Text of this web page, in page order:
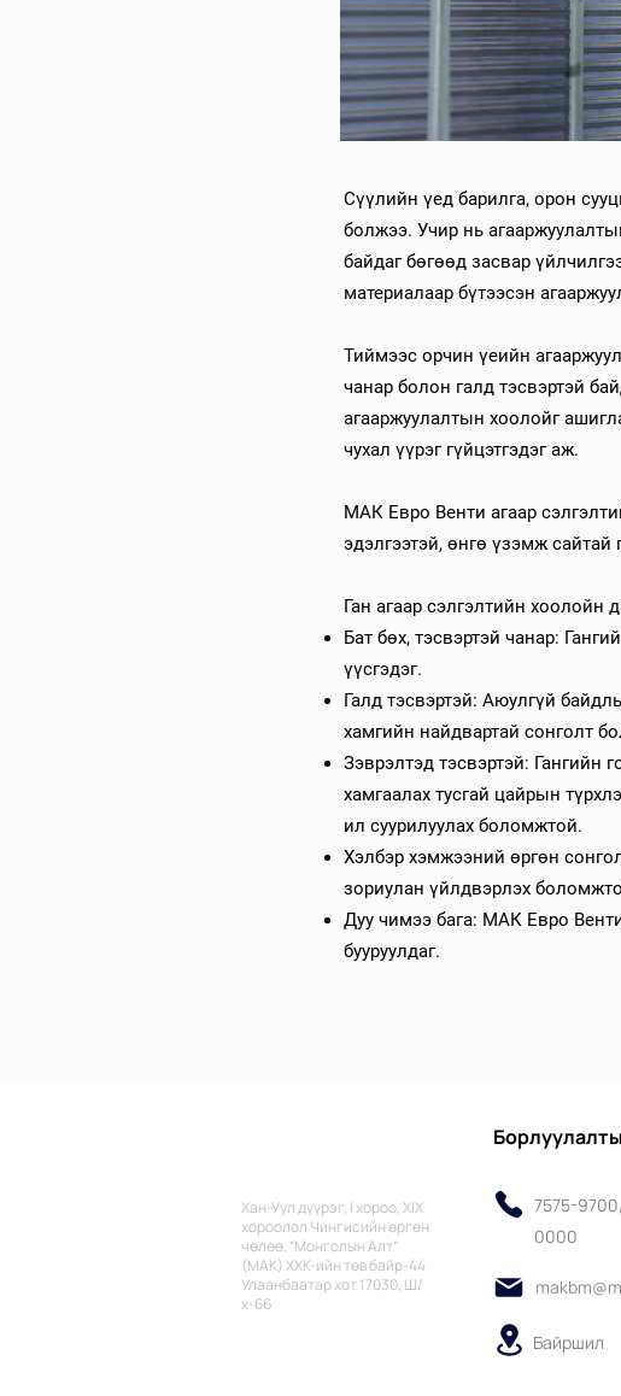
Сүүлийн үед барилга, орон
болжээ. Учир нь
байдаг бөгөөд засвар
материалаар бүтээсэн
Тиймээс орчин үеийн
чанар болон галд тэсвэртэй
агааржуулалтын хоолойг
чухал үүрэг гүйцэтгэдэг аж.
МАК Евро Венти агаар
эдэлгээтэй, өнгө үзэмж сайтай
Ган агаар сэлгэлтийн хоолойн
Бат бөх, тэсвэртэй чанар:
үүсгэдэг.
Галд тэсвэртэй: Аюулгүй
хамгийн найдвартай сонголт
Зэврэлтэд тэсвэртэй: Гангийн
хамгаалах тусгай цайрын
ил суурилуулах боломжтой.
Хэлбэр хэмжээний өргөн
зориулан үйлдвэрлэх
Дуу чимээ бага: МАК Евро
бууруулдаг.
Хан-Уул дүүрэг, I хороо, XIX
хороолол Чингисийн өргөн
чөлөө, “Монголын Алт”
(МАК) ХХК-ийн төв байр-44
Улаанбаатар хот 17030, Ш/
х-66
7575-
0000
Байршил